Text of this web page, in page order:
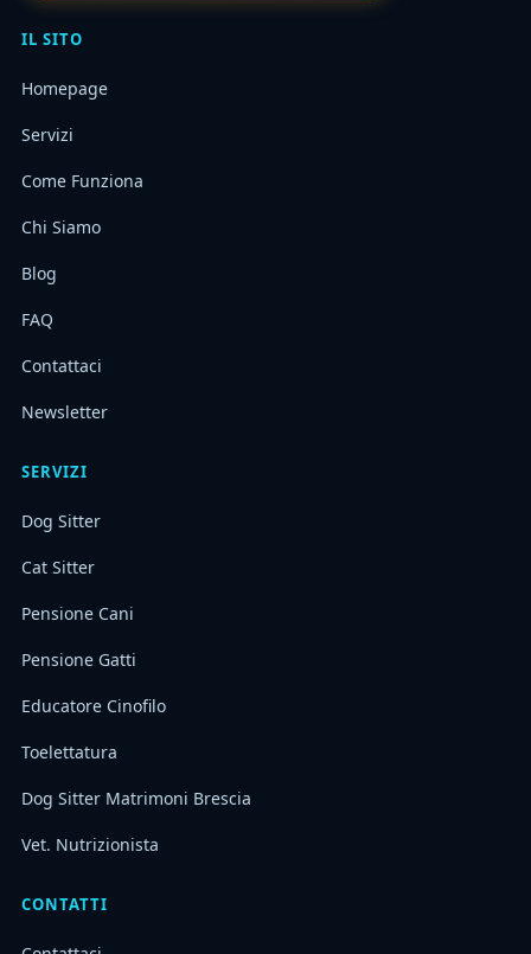
IL SITO
Homepage
Servizi
Come Funziona
Chi Siamo
Blog
FAQ
Contattaci
Newsletter
SERVIZI
Dog Sitter
Cat Sitter
Pensione Cani
Pensione Gatti
Educatore Cinofilo
Toelettatura
Dog Sitter Matrimoni Brescia
Vet. Nutrizionista
CONTATTI